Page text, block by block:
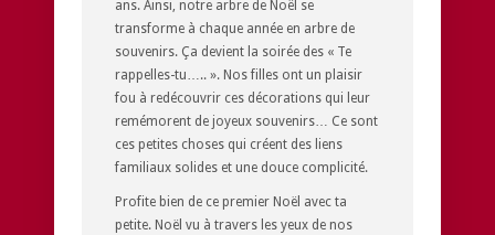
ans. Ainsi, notre arbre de Noël se
transforme à chaque année en arbre de
souvenirs. Ça devient la soirée des « Te
rappelles-tu….. ». Nos filles ont un plaisir
fou à redécouvrir ces décorations qui leur
remémorent de joyeux souvenirs… Ce sont
ces petites choses qui créent des liens
familiaux solides et une douce complicité.
Profite bien de ce premier Noël avec ta
petite. Noël vu à travers les yeux de nos